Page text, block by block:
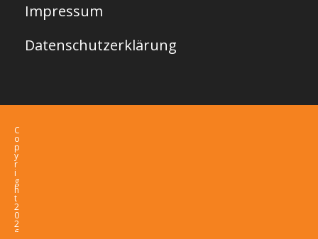
Impressum
Datenschutzerklärung
C
o
p
y
r
i
g
h
t
2
0
2
6